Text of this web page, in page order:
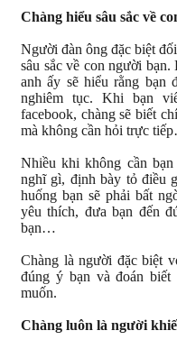
Chàng hiểu sâu sắc về
Người đàn ông đặc biệt
sâu sắc về con người
anh ấy sẽ hiểu rằng bạn
nghiêm tục. Khi bạn
facebook, chàng sẽ biết
mà không cần hỏi trực
Nhiều khi không cần
nghĩ gì, định bày tỏ điều
huống bạn sẽ phải bất
yêu thích, đưa bạn đến
bạn…
Chàng là người đặc biệt
đúng ý bạn và đoán biết
muốn.
Chàng luôn là người